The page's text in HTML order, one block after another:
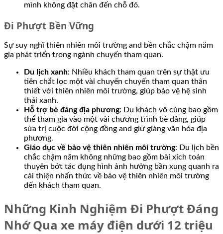
mình không đặt chân đến chỗ đó.
Đi Phượt Bền Vững
Sự suy nghĩ thiên nhiên môi trường and bền chắc chậm năm
gia phát triển trong ngành chuyến tham quan.
Du lịch xanh: Nhiều khách tham quan trên sự thật ưu
tiên chắt lọc một vài chuyến chuyến tham quan thân
thiết với thiên nhiên môi trường, giúp bảo vệ hệ sinh
thái xanh.
Hỗ trợ bè đảng địa phương: Du khách vô cùng bao gồm
thể tham gia vào một vài chương trình bè đảng, giúp
sửa trị cuộc đời cộng đồng and giữ giàng văn hóa địa
phương.
Giáo dục về bảo vệ thiên nhiên môi trường: Du lịch bền
chắc chậm năm không những bao gồm bài xích toán
thuyên bớt tác đụng hình ảnh hưởng bần xung quanh ra
cải thiện nhấn thức về bảo vệ thiên nhiên môi trường
đến khách tham quan.
Những Kinh Nghiệm Đi Phượt Đáng
Nhớ Qua xe máy điện dưới 12 triệu